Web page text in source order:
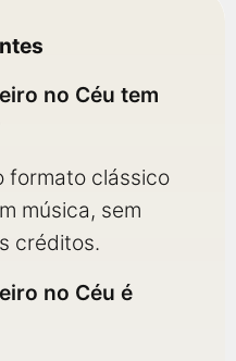
no Céu tem
formato clássico
música, sem
créditos.
no Céu é